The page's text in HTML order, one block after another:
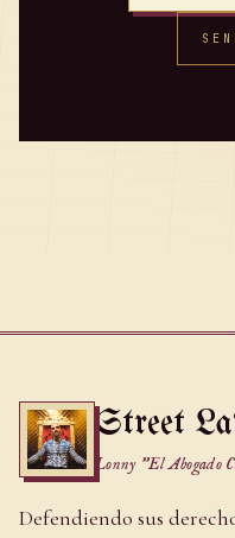
Street
Lonny "El Abogado
Defendiendo sus